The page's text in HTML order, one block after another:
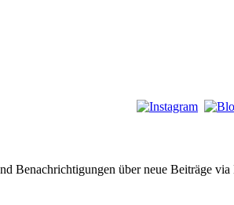
Benachrichtigungen über neue Beiträge